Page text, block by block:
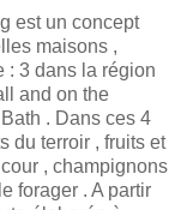
est un concept
maisons ,
: 3 dans la région
and on the
. Dans ces 4
du terroir , fruits et
, champignons
forager . A partir